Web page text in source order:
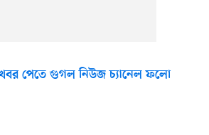
পেতে গুগল নিউজ চ্যানেল ফলো